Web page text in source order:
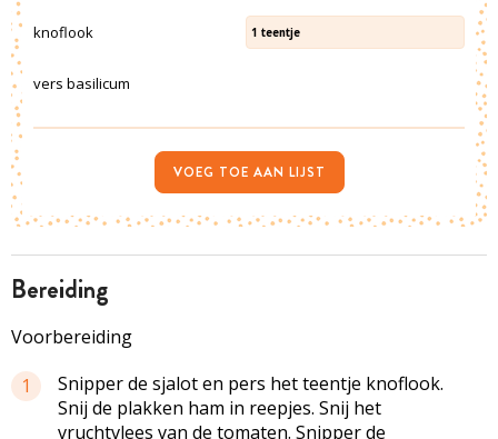
bereiding
Voorbereiding
1
Snipper de sjalot en pers het teentje knoflook.
Snij de plakken ham in reepjes. Snij het
vruchtvlees van de tomaten. Snipper de
knoflook 1 teentje
vers basilicum
VOEG TOE AAN LIJST